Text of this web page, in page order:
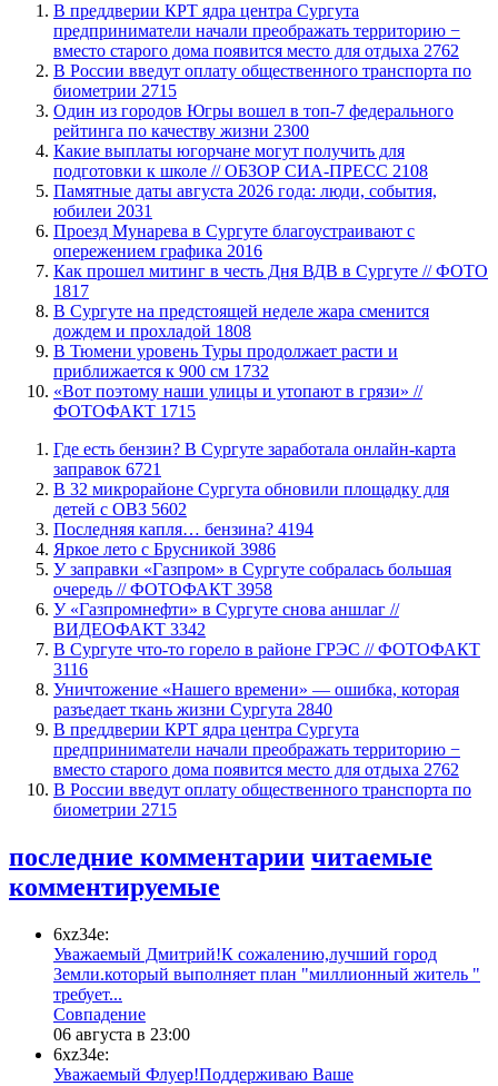
​В преддверии КРТ ядра центра Сургута
предприниматели начали преображать территорию −
вместо старого дома появится место для отдыха 2762
В России введут оплату общественного транспорта по
биометрии 2715
Один из городов Югры вошел в топ-7 федерального
рейтинга по качеству жизни 2300
Какие выплаты югорчане могут получить для
подготовки к школе // ОБЗОР СИА-ПРЕСС 2108
​Памятные даты августа 2026 года: люди, события,
юбилеи 2031
​Проезд Мунарева в Сургуте благоустраивают с
опережением графика 2016
Как прошел митинг в честь Дня ВДВ в Сургуте // ФОТО
1817
В Сургуте на предстоящей неделе жара сменится
дождем и прохладой 1808
В Тюмени уровень Туры продолжает расти и
приближается к 900 см 1732
«Вот поэтому наши улицы и утопают в грязи» //
ФОТОФАКТ 1715
​Где есть бензин? В Сургуте заработала онлайн-карта
заправок 6721
В 32 микрорайоне Сургута обновили площадку для
детей с ОВЗ 5602
​Последняя капля… бензина? 4194
Яркое лето с Брусникой 3986
​У заправки «Газпром» в Сургуте собралась большая
очередь // ФОТОФАКТ 3958
У «Газпромнефти» в Сургуте снова аншлаг //
ВИДЕОФАКТ 3342
​В Сургуте что-то горело в районе ГРЭС // ФОТОФАКТ
3116
​Уничтожение «Нашего времени» — ошибка, которая
разъедает ткань жизни Сургута 2840
​В преддверии КРТ ядра центра Сургута
предприниматели начали преображать территорию −
вместо старого дома появится место для отдыха 2762
В России введут оплату общественного транспорта по
биометрии 2715
последние комментарии читаемые
комментируемые
6xz34e:
Уважаемый Дмитрий!К сожалению,лучший город
Земли.который выполняет план "миллионный житель "
требует...
​Совпадение
06 августа в 23:00
6xz34e:
Уважаемый Флуер!Поддерживаю Ваше